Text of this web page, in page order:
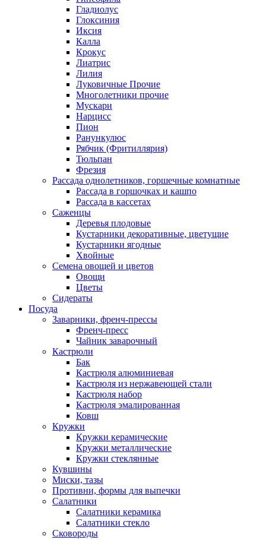
Гладиолус
Глоксиния
Иксия
Калла
Крокус
Лиатрис
Лилия
Луковичные Прочие
Многолетники прочие
Мускари
Нарцисс
Пион
Ранункулюс
Рябчик (Фритиллярия)
Тюльпан
Фрезия
Рассада однолетников, горшечные комнатные
Рассада в горшочках и кашпо
Рассада в кассетах
Саженцы
Деревья плодовые
Кустарники декоративные, цветущие
Кустарники ягодные
Хвойные
Семена овощей и цветов
Овощи
Цветы
Сидераты
Посуда
Заварники, френч-прессы
Френч-пресс
Чайник заварочный
Кастрюли
Бак
Кастрюля алюминиевая
Кастрюля из нержавеющей стали
Кастрюля набор
Кастрюля эмалированная
Ковш
Кружки
Кружки керамические
Кружки металлические
Кружки стеклянные
Кувшины
Миски, тазы
Противни, формы для выпечки
Салатники
Салатники керамика
Салатники стекло
Сковороды